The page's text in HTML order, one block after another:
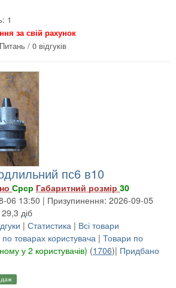
1
за свій рахунок
/ 0 відгуків
пс6 в10
Срср Габаритний розмір 30
06 13:50 | Призупинення: 2026-09-05
діб
| Статистика | Всі товари
товарах користувача | Товари по
у 2 користувачів) (1706)| Придбано